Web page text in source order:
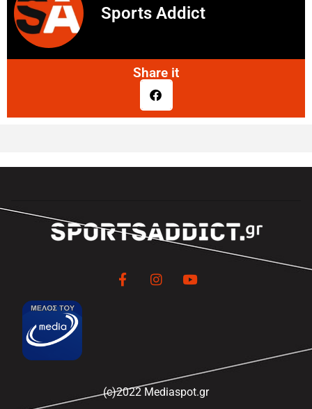
Sports Addict
Share it
(c)2022 Mediaspot.gr